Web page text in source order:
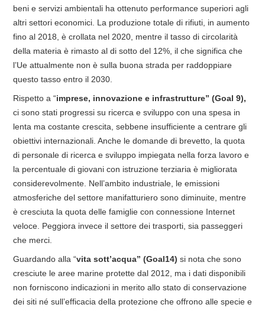
beni e servizi ambientali ha ottenuto performance superiori agli
altri settori economici. La produzione totale di rifiuti, in aumento
fino al 2018, è crollata nel 2020, mentre il tasso di circolarità
della materia è rimasto al di sotto del 12%, il che significa che
l’Ue attualmente non è sulla buona strada per raddoppiare
questo tasso entro il 2030.
Rispetto a “imprese, innovazione e infrastrutture” (Goal 9),
ci sono stati progressi su ricerca e sviluppo con una spesa in
lenta ma costante crescita, sebbene insufficiente a centrare gli
obiettivi internazionali. Anche le domande di brevetto, la quota
di personale di ricerca e sviluppo impiegata nella forza lavoro e
la percentuale di giovani con istruzione terziaria è migliorata
considerevolmente. Nell’ambito industriale, le emissioni
atmosferiche del settore manifatturiero sono diminuite, mentre
è cresciuta la quota delle famiglie con connessione Internet
veloce. Peggiora invece il settore dei trasporti, sia passeggeri
che merci.
Guardando alla “vita sott’acqua” (Goal14) si nota che sono
cresciute le aree marine protette dal 2012, ma i dati disponibili
non forniscono indicazioni in merito allo stato di conservazione
dei siti né sull’efficacia della protezione che offrono alle specie e